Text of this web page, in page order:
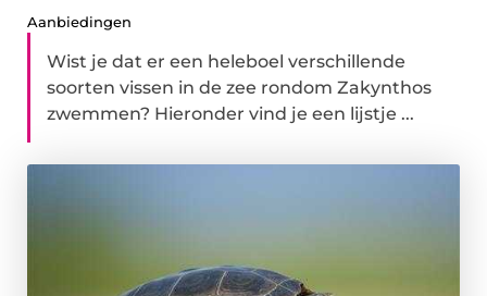
Aanbiedingen
Wist je dat er een heleboel verschillende
soorten vissen in de zee rondom Zakynthos
zwemmen? Hieronder vind je een lijstje ...